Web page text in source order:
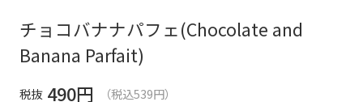
チョコバナナパフェ(Chocolate and
Banana Parfait)
税抜 490円 （税込539円）